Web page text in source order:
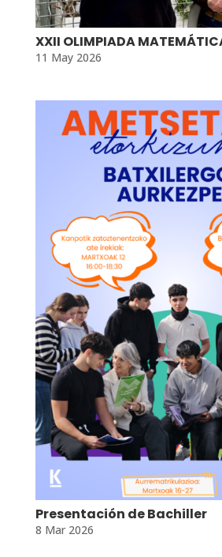
XXII OLIMPIADA
11 May 2026
Presentación de Bachiller
8 Mar 2026